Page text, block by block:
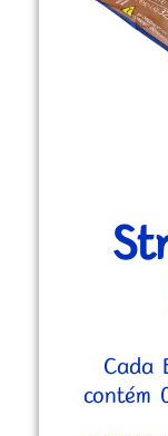
Cada
contém